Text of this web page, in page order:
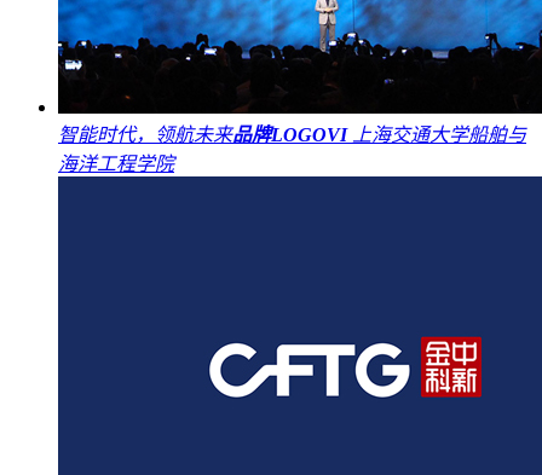
智能时代，领航未来品牌LOGOVI
上海交通大学船舶与
海洋工程学院